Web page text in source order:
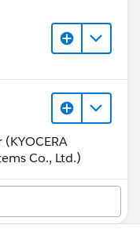
Co., Ltd.)